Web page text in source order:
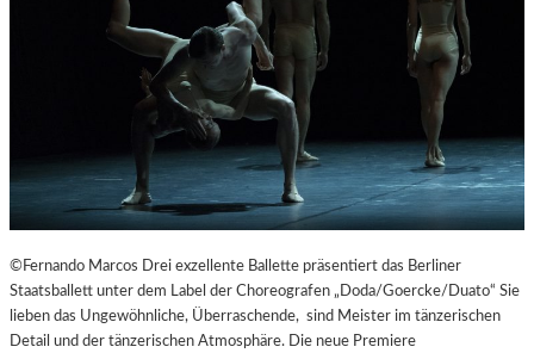
©Fernando Marcos Drei exzellente Ballette präsentiert das Berliner
Staatsballett unter dem Label der Choreografen „Doda/Goercke/Duato“ Sie
lieben das Ungewöhnliche, Überraschende, sind Meister im tänzerischen
Detail und der tänzerischen Atmosphäre. Die neue Premiere